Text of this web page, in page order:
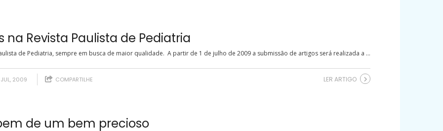
Revista Paulista de Pediatria
de Pediatria, sempre em busca de maior qualidade. A partir de 1 de julho de 2009 a submissão de artigos será realizada a ...
JUL, 2009 COMPARTILHE LER ARTIGO
de um bem precioso